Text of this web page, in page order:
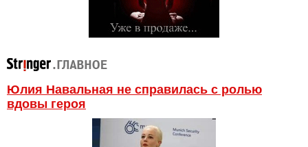
Юлия Навальная не справилась с ролью
вдовы героя